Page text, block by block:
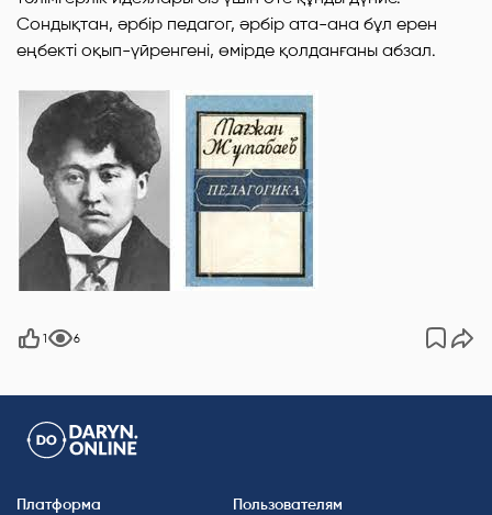
Сондықтан, әрбір педагог, әрбір ата-ана бұл ерен
еңбекті оқып-үйренгені, өмірде қолданғаны абзал.
1 6
Платформа Пользователям